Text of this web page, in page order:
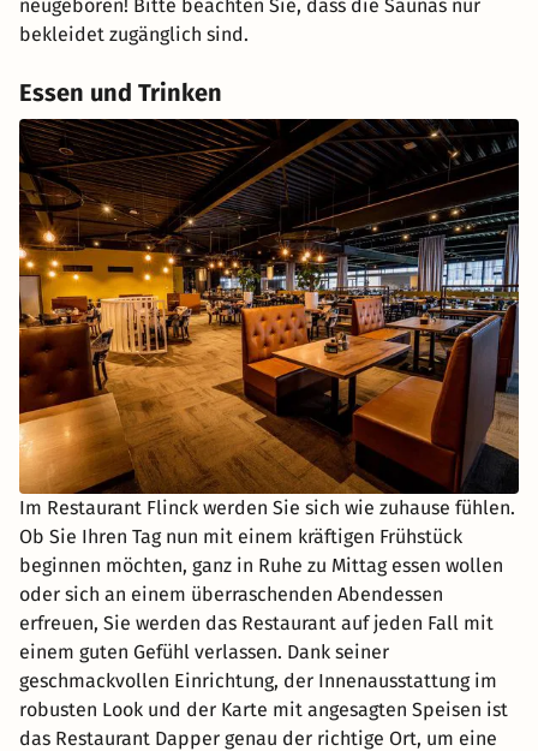
neugeboren! Bitte beachten Sie, dass die Saunas nur
bekleidet zugänglich sind.
Essen und Trinken
Im Restaurant Flinck werden Sie sich wie zuhause fühlen.
Ob Sie Ihren Tag nun mit einem kräftigen Frühstück
beginnen möchten, ganz in Ruhe zu Mittag essen wollen
oder sich an einem überraschenden Abendessen
erfreuen, Sie werden das Restaurant auf jeden Fall mit
einem guten Gefühl verlassen. Dank seiner
geschmackvollen Einrichtung, der Innenausstattung im
robusten Look und der Karte mit angesagten Speisen ist
das Restaurant Dapper genau der richtige Ort, um eine